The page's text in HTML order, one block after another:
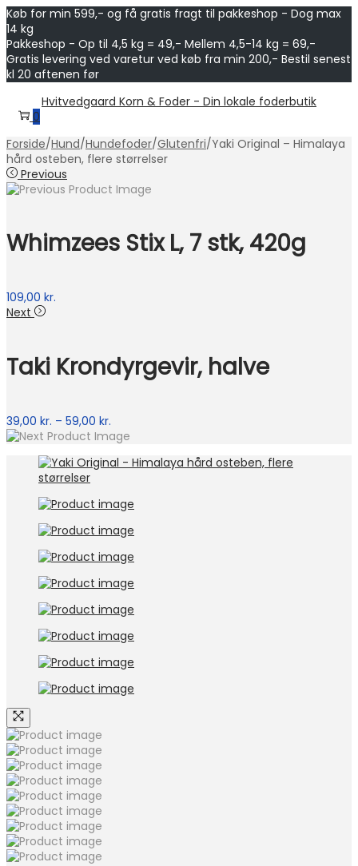
Køb for min 599,- og få gratis fragt til pakkeshop - Dog max
14 kg
Pakkeshop - Op til 4,5 kg = 49,- Mellem 4,5-14 kg = 69,-
Gratis levering ved varetur ved køb fra min 200,- Bestil senest
kl 20 aftenen før
to
to
Hvitvedgaard Korn & Foder - Din lokale foderbutik
0
Forside/Hund/Hundefoder/Glutenfri/Yaki Original – Himalaya
hård osteben, flere størrelser
Previous
Whimzees Stix L, 7 stk, 420g
109,00 kr.
Next
Taki Krondyrgevir, halve
39,00 kr. – 59,00 kr.
39,00 kr.
59,00 kr.